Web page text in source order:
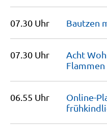
07.30 Uhr Bautzen
07.30 Uhr
Acht
Flammen
06.55 Uhr
Online-